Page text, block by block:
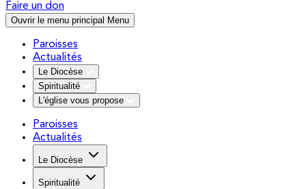
Faire un don
Ouvrir le menu principal Menu
Paroisses
Actualités
Le Diocèse
Spiritualité
L'église vous propose
Paroisses
Actualités
Le Diocèse
Spiritualité